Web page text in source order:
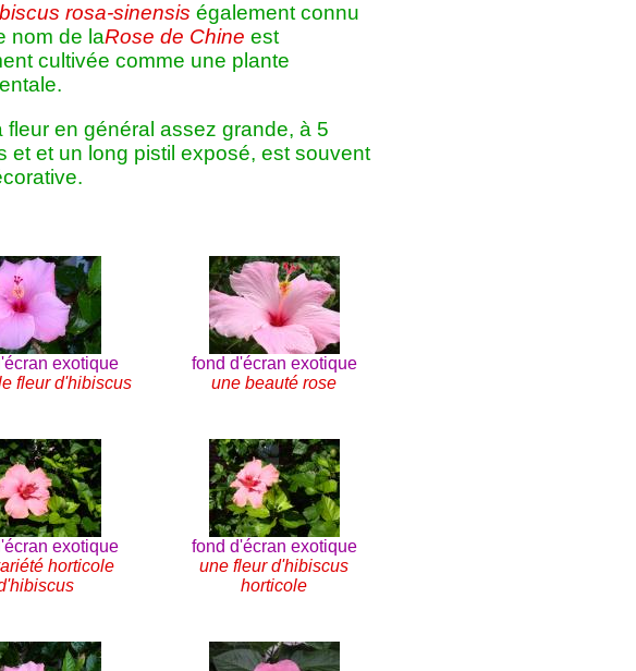
rosa-sinensis également connu
nom de laRose de Chine est
cultivée comme une plante
fleur en général assez grande, à 5
et et un long pistil exposé, est souvent
exotique
fleur d'hibiscus
fond d'écran exotique
une beauté rose
exotique
horticole
fond d'écran exotique
une fleur d'hibiscus
horticole